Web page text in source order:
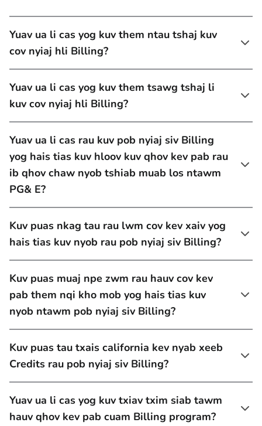
Yuav ua li cas yog kuv them ntau tshaj kuv
cov nyiaj hli Billing?
Yuav ua li cas yog kuv them tsawg tshaj li
kuv cov nyiaj hli Billing?
Yuav ua li cas rau kuv pob nyiaj siv Billing
yog hais tias kuv hloov kuv qhov kev pab rau
ib qhov chaw nyob tshiab muab los ntawm
PG& E?
Kuv puas nkag tau rau lwm cov kev xaiv yog
hais tias kuv nyob rau pob nyiaj siv Billing?
Kuv puas muaj npe zwm rau hauv cov kev
pab them nqi kho mob yog hais tias kuv
nyob ntawm pob nyiaj siv Billing?
Kuv puas tau txais california kev nyab xeeb
Credits rau pob nyiaj siv Billing?
Yuav ua li cas yog kuv txiav txim siab tawm
hauv qhov kev pab cuam Billing program?